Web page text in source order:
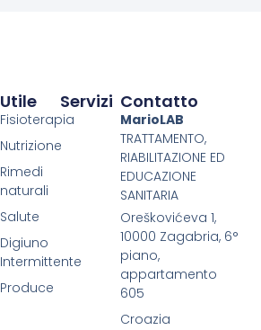
Servizi
Utile
Fisioterapia
Nutrizione
Rimedi
naturali
Salute
Digiuno
Intermittente
Produce
Contatto
MarioLAB
TRATTAMENTO,
RIABILITAZIONE ED
EDUCAZIONE
SANITARIA
Oreškovićeva 1,
10000 Zagabria, 6°
piano,
appartamento
605
Croazia